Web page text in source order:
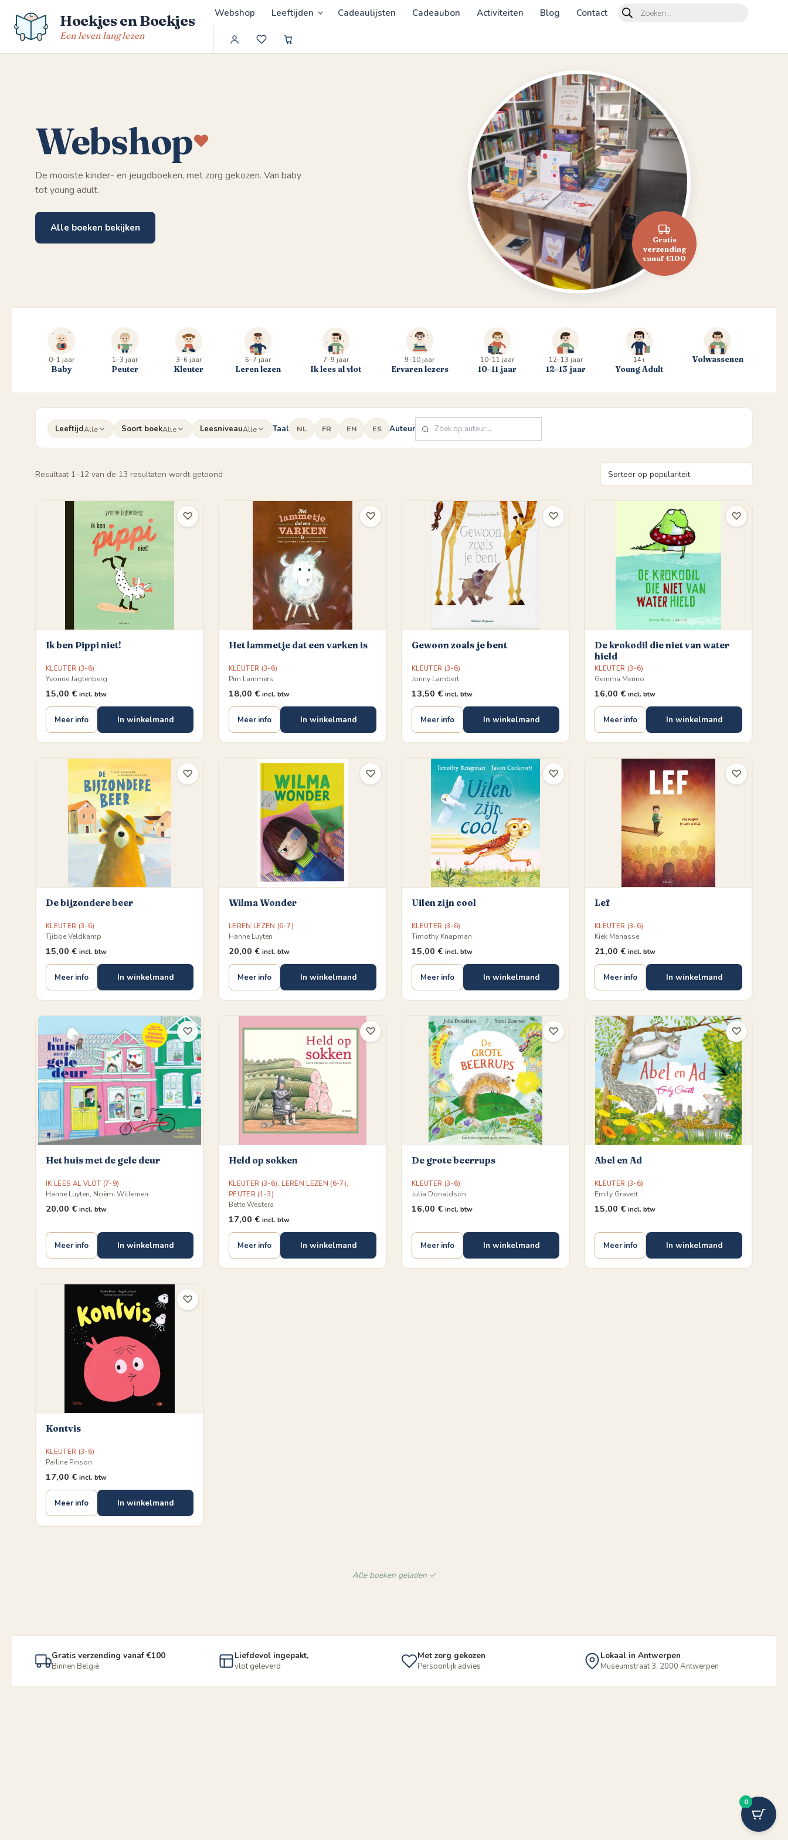
naar
inhoud
Hoekjes en Boekjes
Een leven lang lezen
Webshop Leeftijden Cadeaulijsten Cadeaubon Activiteiten Blog Contact
Products
search
Webshop
De mooiste kinder- en jeugdboeken, met zorg gekozen. Van baby
tot young adult.
Alle boeken bekijken
Gratis
verzending
vanaf €100
0–1 jaar
Baby
1–3 jaar
Peuter
3–6 jaar
Kleuter
6–7 jaar
Leren lezen
7–9 jaar
Ik lees al vlot
9–10 jaar
Ervaren lezers
10–11 jaar
10–11 jaar
12–13 jaar
12–13 jaar
14+
Young Adult
Volwassenen
LeeftijdAlle Soort boekAlle LeesniveauAlle Taal NL FR EN ES Auteur
Resultaat 1–12 van de 13 resultaten wordt getoond
Ik ben Pippi niet!
KLEUTER (3-6)
Yvonne Jagtenberg
15,00 € incl. btw
Meer info In winkelmand
♡
Het lammetje dat een varken is
KLEUTER (3-6)
Pim Lammers
18,00 € incl. btw
Meer info In winkelmand
♡
Gewoon zoals je bent
KLEUTER (3-6)
Jonny Lambert
13,50 € incl. btw
Meer info In winkelmand
♡
De krokodil die niet van water
hield
KLEUTER (3-6)
Gemma Merino
16,00 € incl. btw
Meer info In winkelmand
♡
De bijzondere beer
KLEUTER (3-6)
Tjibbe Veldkamp
15,00 € incl. btw
Meer info In winkelmand
♡
Wilma Wonder
LEREN LEZEN (6-7)
Hanne Luyten
20,00 € incl. btw
Meer info In winkelmand
♡
Uilen zijn cool
KLEUTER (3-6)
Timothy Knapman
15,00 € incl. btw
Meer info In winkelmand
♡
Lef
KLEUTER (3-6)
Kiek Manasse
21,00 € incl. btw
Meer info In winkelmand
♡
Het huis met de gele deur
IK LEES AL VLOT (7-9)
Hanne Luyten, Noëmi Willemen
20,00 € incl. btw
Meer info In winkelmand
♡
Held op sokken
KLEUTER (3-6),LEREN LEZEN (6-7),
PEUTER (1-3)
Bette Westera
17,00 € incl. btw
Meer info In winkelmand
♡
De grote beerrups
KLEUTER (3-6)
Julia Donaldson
16,00 € incl. btw
Meer info In winkelmand
♡
Abel en Ad
KLEUTER (3-6)
Emily Gravett
15,00 € incl. btw
Meer info In winkelmand
♡
Kontvis
KLEUTER (3-6)
Pailine Pinson
17,00 € incl. btw
Meer info In winkelmand
♡
Alle boeken geladen ✓
Gratis verzending vanaf €100
Binnen België
Liefdevol ingepakt,
vlot geleverd
Met zorg gekozen
Persoonlijk advies
Lokaal in Antwerpen
Museumstraat 3, 2000 Antwerpen
0